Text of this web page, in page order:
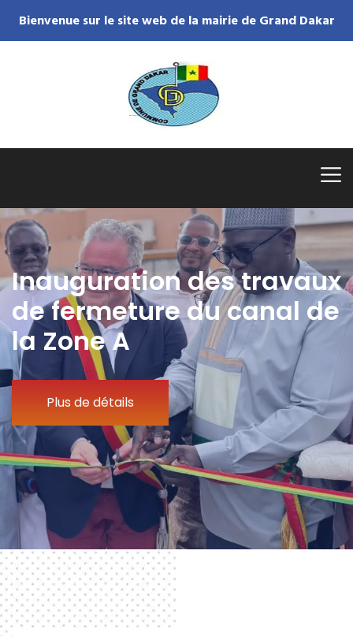
Bienvenue sur le site web de la mairie de Grand Dakar
Inauguration des travaux
de fermeture du canal de
la Zone A
Plus de détails